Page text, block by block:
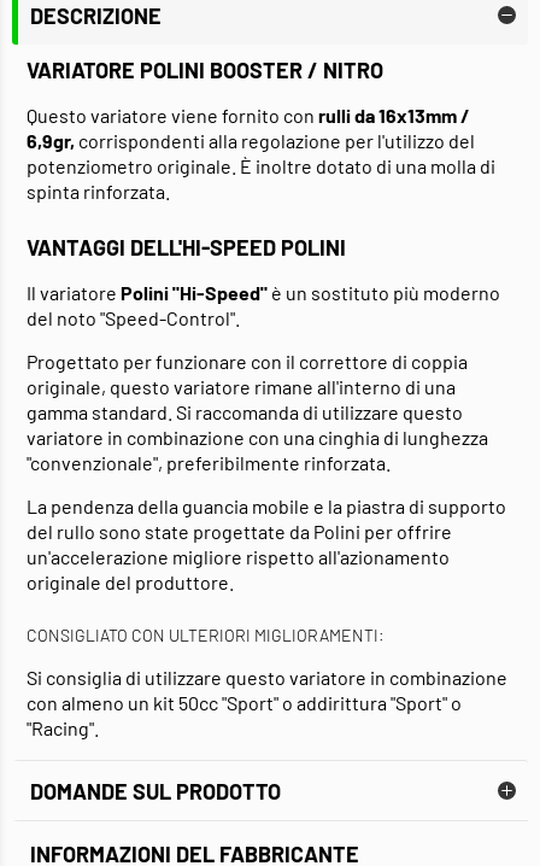
DESCRIZIONE
VARIATORE POLINI BOOSTER / NITRO
Questo variatore viene fornito con rulli da 16x13mm /
6,9gr, corrispondenti alla regolazione per l'utilizzo del
potenziometro originale. È inoltre dotato di una molla di
spinta rinforzata.
VANTAGGI DELL'HI-SPEED POLINI
Il variatore Polini "Hi-Speed" è un sostituto più moderno
del noto "Speed-Control".
Progettato per funzionare con il correttore di coppia
originale, questo variatore rimane all'interno di una
gamma standard. Si raccomanda di utilizzare questo
variatore in combinazione con una cinghia di lunghezza
"convenzionale", preferibilmente rinforzata.
La pendenza della guancia mobile e la piastra di supporto
del rullo sono state progettate da Polini per offrire
un'accelerazione migliore rispetto all'azionamento
originale del produttore.
CONSIGLIATO CON ULTERIORI MIGLIORAMENTI:
Si consiglia di utilizzare questo variatore in combinazione
con almeno un kit 50cc "Sport" o addirittura "Sport" o
"Racing".
DOMANDE SUL PRODOTTO
INFORMAZIONI DEL FABBRICANTE